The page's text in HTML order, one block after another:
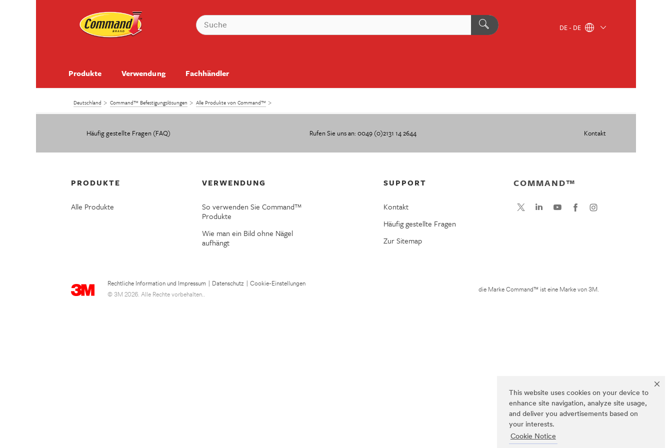
This website uses cookies on your device to
enhance site navigation, analyze site usage,
and deliver you advertisements based on
your interests.
Cookie Notice
DE - DE
Produkte Verwendung Fachhändler
Deutschland Command™ Befestigungslösungen Alle Produkte von Command™
Häufig gestellte Fragen (FAQ) Rufen Sie uns an: 0049 (0)2131 14 2644 Kontakt
PRODUKTE
Alle Produkte
VERWENDUNG
So verwenden Sie Command™
Produkte
Wie man ein Bild ohne Nägel
aufhängt
SUPPORT
Kontakt
Häufig gestellte Fragen
Zur Sitemap
Rechtliche Information und Impressum Datenschutz
Cookie-Einstellungen
© 3M 2026. Alle Rechte vorbehalten..
COMMAND™
die Marke Command™ ist eine Marke von 3M.